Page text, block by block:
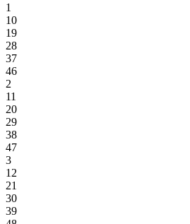
1
10
19
28
37
46
2
11
20
29
38
47
3
12
21
30
39